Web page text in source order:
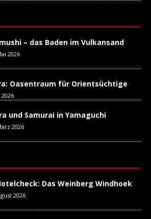
– das Baden im Vulkansand
2026
Oasentraum für Orientsüchtige
2026
und Samurai in Yamaguchi
2026
Das Weinberg Windhoek
2026